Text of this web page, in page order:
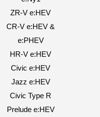
ZR-V e:HEV
CR-V e:HEV &
e:PHEV
HR-V e:HEV
Civic e:HEV
Jazz e:HEV
Civic Type R
Prelude e:HEV